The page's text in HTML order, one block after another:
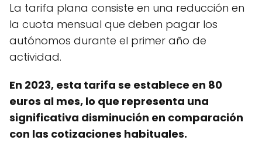
La tarifa plana consiste en una reducción en
la cuota mensual que deben pagar los
autónomos durante el primer año de
actividad.
En 2023, esta tarifa se establece en 80
euros al mes, lo que representa una
significativa disminución en comparación
con las cotizaciones habituales.